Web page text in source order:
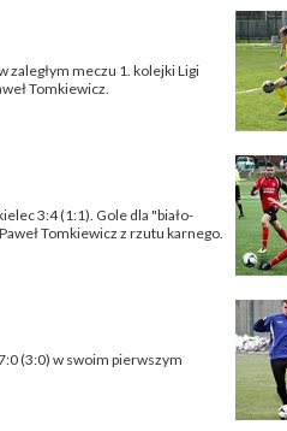
zaległym meczu 1. kolejki Ligi
Tomkiewicz.
3:4 (1:1). Gole dla "biało-
Tomkiewicz z rzutu karnego.
(3:0) w swoim pierwszym